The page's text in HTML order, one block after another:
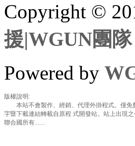
Copyright ©
援|WGUN團隊
Powered by
版權說明:
本站不會製作、經銷、代理外掛程式。僅免
字暨下載連結轉載自原程 式開發站。站上出現
聯合國所有.......